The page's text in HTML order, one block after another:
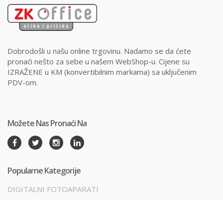
Dobrodošli u našu online trgovinu. Nadamo se da ćete
pronaći nešto za sebe u našem WebShop-u. Cijene su
IZRAŽENE u KM (konvertibilnim markama) sa uključenim
PDV-om.
Možete Nas Pronaći Na
Popularne Kategorije
DIGITALNI FOTOAPARATI